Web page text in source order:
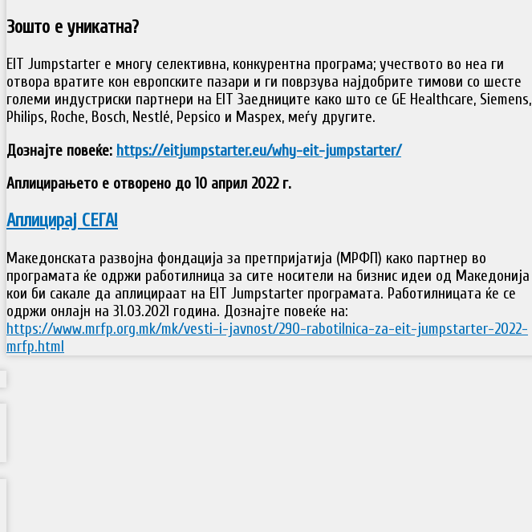
Зошто е уникатна?
EIT Jumpstarter е многу селективна, конкурентна програма; учеството во неа ги
отвора вратите кон европските пазари и ги поврзува најдобрите тимови со шесте
големи индустриски партнери на EIT Заедниците како што се GE Healthcare, Siemens,
Philips, Roche, Bosch, Nestlé, Pepsico и Maspex, меѓу другите.
Дознајте повеќе: https://eitjumpstarter.eu/why-eit-jumpstarter/
Аплицирањето е отворено до 10 април 2022 г.
Аплицирај СЕГА!
Македонската развојна фондација за претпријатија (МРФП) како партнер во
програмата ќе одржи работилница за сите носители на бизнис идеи од Македонија
кои би сакале да аплицираат на EIT Jumpstarter програмата. Работилницата ќе се
одржи онлајн на 31.03.2021 година. Дознајте повеќе на:
https://www.mrfp.org.mk/mk/vesti-i-javnost/290-rabotilnica-za-eit-jumpstarter-2022-
mrfp.html